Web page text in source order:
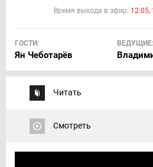
Время выхода в эфир:
ГОСТИ:
Ян Чеботарёв
ВЕДУЩИЕ:
Читать
Смотреть